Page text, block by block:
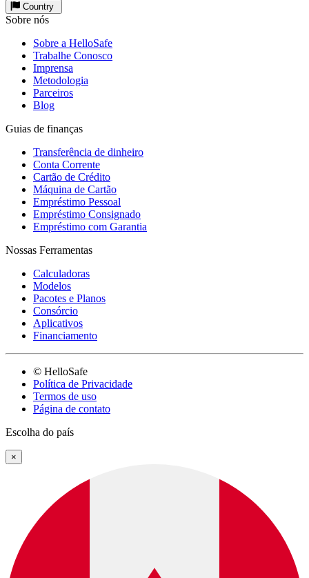
Country
Sobre nós
Sobre a HelloSafe
Trabalhe Conosco
Imprensa
Metodologia
Parceiros
Blog
Guias de finanças
Transferência de dinheiro
Conta Corrente
Cartão de Crédito
Máquina de Cartão
Empréstimo Pessoal
Empréstimo Consignado
Empréstimo com Garantia
Nossas Ferramentas
Calculadoras
Modelos
Pacotes e Planos
Consórcio
Aplicativos
Financiamento
© HelloSafe
Política de Privacidade
Termos de uso
Página de contato
Escolha do país
×